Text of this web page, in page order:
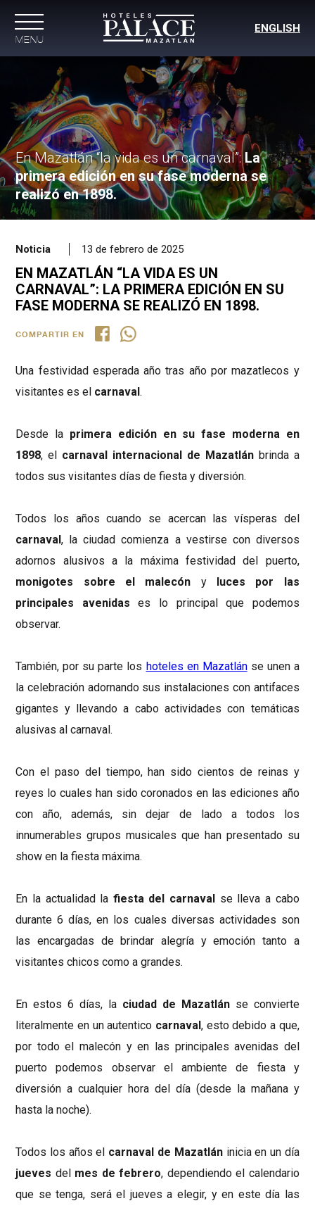
ENGLISH
MENU
En Mazatlán “la vida es un carnaval”:La
primera edición en su fase moderna se
realizó en 1898.
Noticia 13 de febrero de 2025
EN MAZATLÁN “LA VIDA ES UN
CARNAVAL”: LA PRIMERA EDICIÓN EN SU
FASE MODERNA SE REALIZÓ EN 1898.
COMPARTIR EN
Una festividad esperada año tras año por mazatlecos y
visitantes es el carnaval.
Desde la primera edición en su fase moderna en
1898, el carnaval internacional de Mazatlánbrinda a
todos sus visitantes días de fiesta y diversión.
Todos los años cuando se acercan las vísperas del
carnaval, la ciudad comienza a vestirse con diversos
adornos alusivos a la máxima festividad del puerto,
monigotes sobre el malecón y
luces por las
principales avenidas es lo principal que podemos
observar.
También, por su parte los hoteles en Mazatlánse unen a
la celebración adornando sus instalaciones con antifaces
gigantes y llevando a cabo actividades con temáticas
alusivas al carnaval.
Con el paso del tiempo, han sido cientos de reinas y
reyes lo cuales han sido coronados en las ediciones año
con año, además, sin dejar de lado a todos los
innumerables grupos musicales que han presentado su
show en la fiesta máxima.
En la actualidad la fiesta del carnaval
se lleva a cabo
durante 6 días, en los cuales diversas actividades son
las encargadas de brindar alegría y emoción tanto a
visitantes chicos como a grandes.
En estos 6 días, la ciudad de Mazatlánse convierte
literalmente en un autentico carnaval , esto debido a que,
por todo el malecón y en las principales avenidas del
puerto podemos observar el ambiente de fiesta y
diversión a cualquier hora del día (desde la mañana y
hasta la noche).
Todos los años el carnaval de Mazatlán inicia en un día
jueves del mes de febrero, dependiendo el calendario
que se tenga, será el jueves a elegir, y en este día las